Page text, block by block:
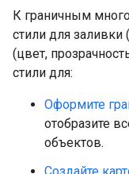
К граничным
стили для заливки
(цвет,
стили для:
Оформите
отобразите
объектов.